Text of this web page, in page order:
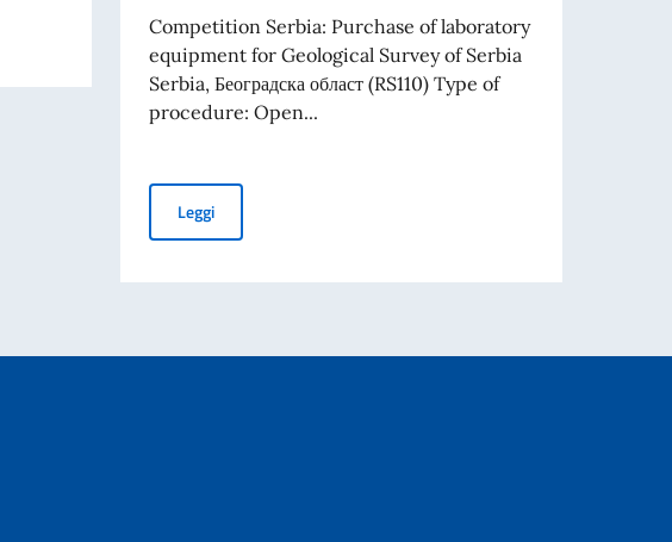
DEL VICE PRESIDENTE DEL CONSIGLIO DEI MINISTRI E MINISTRO DEGLI AFFARI
CONTRIBUTI A PROGETTI PROMOSSI DA ENTI DEL SETTORE PRIVATO
Competition Serbia: Purchase of laboratory
equipment for Geological Survey of Serbia
Serbia, Београдска област (RS110) Type of
procedure: Open...
LeggiTENDER FOR PURCHASE OF LABORATORY EQUIPMENT FOR